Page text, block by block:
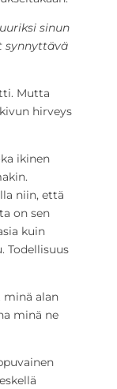
sinun
synnyttävä
Mutta
hirveys
ikinen
niin, että
on sen
kuin
Todellisuus
minä alan
minä ne